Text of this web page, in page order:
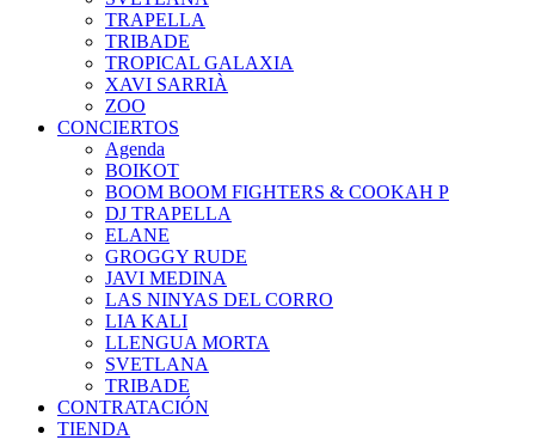
TRAPELLA
TRIBADE
TROPICAL GALAXIA
XAVI SARRIÀ
ZOO
CONCIERTOS
Agenda
BOIKOT
BOOM BOOM FIGHTERS & COOKAH P
DJ TRAPELLA
ELANE
GROGGY RUDE
JAVI MEDINA
LAS NINYAS DEL CORRO
LIA KALI
LLENGUA MORTA
SVETLANA
TRIBADE
CONTRATACIÓN
TIENDA